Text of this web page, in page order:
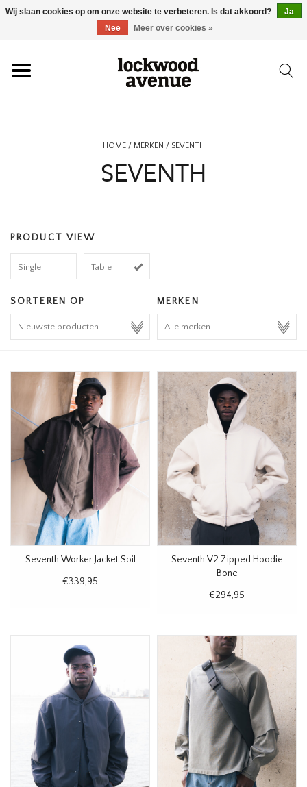
HOME
ACCESSOIRES
HOMEWARE
MERKEN
THE EDIT
HOME/ MERKEN / SEVENTH
SEVENTH
PRODUCT VIEW
Single Table
SORTEREN OP MERKEN
Seventh Worker Jacket Soil
€339,95
Seventh V2 Zipped Hoodie
Bone
€294,95
Wij slaan cookies op om onze website te verbeteren. Is dat akkoord?
Ja
Nee
Meer over cookies »